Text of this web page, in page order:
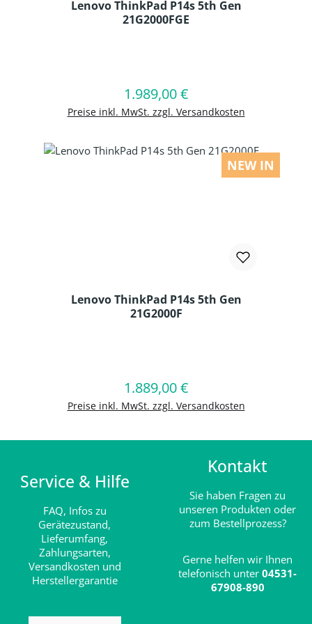
Lenovo ThinkPad P14s 5th Gen
21G2000FGE
Regulärer Preis:
1.989,00 €
Preise inkl. MwSt. zzgl. Versandkosten
In den Warenkorb
NEW IN
Lenovo ThinkPad P14s 5th Gen
21G2000F
Regulärer Preis:
1.889,00 €
Preise inkl. MwSt. zzgl. Versandkosten
In den Warenkorb
Service & Hilfe
FAQ, Infos zu
Gerätezustand,
Lieferumfang,
Zahlungsarten,
Versandkosten und
Herstellergarantie
Kontakt
Sie haben Fragen zu
unseren Produkten oder
zum Bestellprozess?
Gerne helfen wir Ihnen
telefonisch unter 04531-
67908-890